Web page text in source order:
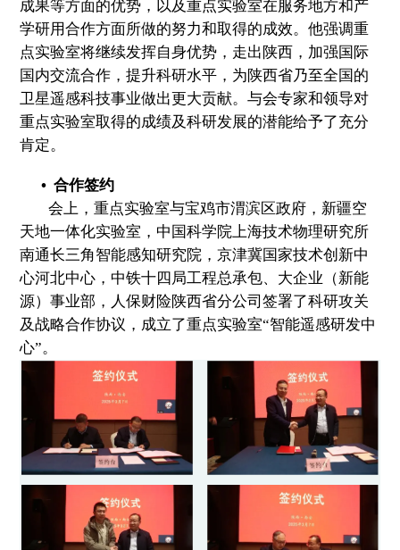
成果等方面的优势，以及重点实验室在服务地方和产
学研用合作方面所做的努力和取得的成效。他强调重
点实验室将继续发挥自身优势，走出陕西，加强国际
国内交流合作，提升科研水平，为陕西省乃至全国的
卫星遥感科技事业做出更大贡献。与会专家和领导对
重点实验室取得的成绩及科研发展的潜能给予了充分
肯定。
• 合作签约
会上，重点实验室与宝鸡市渭滨区政府，新疆空
天地一体化实验室，中国科学院上海技术物理研究所
南通长三角智能感知研究院，京津冀国家技术创新中
心河北中心，中铁十四局工程总承包、大企业（新能
源）事业部，人保财险陕西省分公司签署了科研攻关
及战略合作协议，成立了重点实验室“智能遥感研发中
心”。